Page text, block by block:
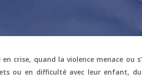
crise, quand la violence menace ou
ou en difficulté avec leur enfant,